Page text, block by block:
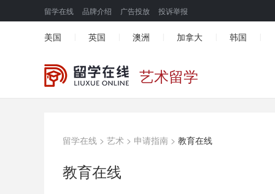
留学在线 品牌介绍 广告投放 投诉举报
美国 英国 澳洲 加拿大 韩国
艺术留学
留学在线 > 艺术 > 申请指南 > 教育在线
教育在线